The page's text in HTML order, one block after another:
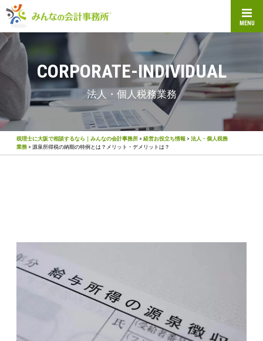
MENU
CORPORATE-INDIVIDUAL
法人・個人税務業務
税理士に大阪で相談するなら｜みんなの会計事務所 > 経営お役立ち情報 > 法人・個人税務
業務 > 源泉所得税の納期の特例とは？メリット・デメリットは？